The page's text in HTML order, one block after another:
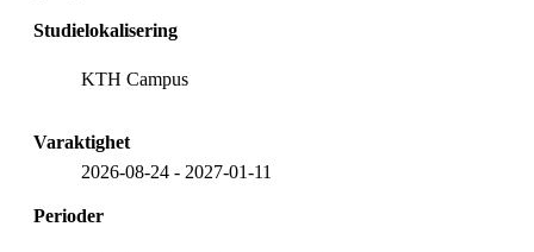
Studielokalisering
KTH Campus
Varaktighet
2026-08-24 - 2027-01-11
Perioder